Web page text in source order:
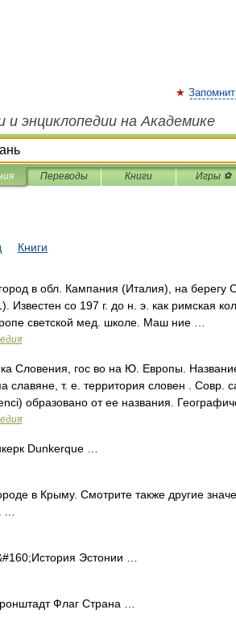
и энциклопедии на Академике
Переводы Книги Игры ⚽
Книги
в обл. Кампания (Италия), на берегу
Известен со 197 г. до н. э. как римская
светской мед. школе. Маш ние …
Словения, гос во на Ю. Европы.
т. е. территория словен . Совр.
образовано от ее названия.
Dunkerque …
в Крыму. Смотрите также другие
…
Эстонии …
Флаг Страна …